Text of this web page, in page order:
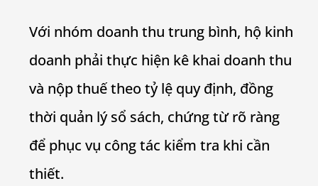
Với nhóm doanh thu trung bình, hộ kinh
doanh phải thực hiện kê khai doanh thu
và nộp thuế theo tỷ lệ quy định, đồng
thời quản lý sổ sách, chứng từ rõ ràng
để phục vụ công tác kiểm tra khi cần
thiết.